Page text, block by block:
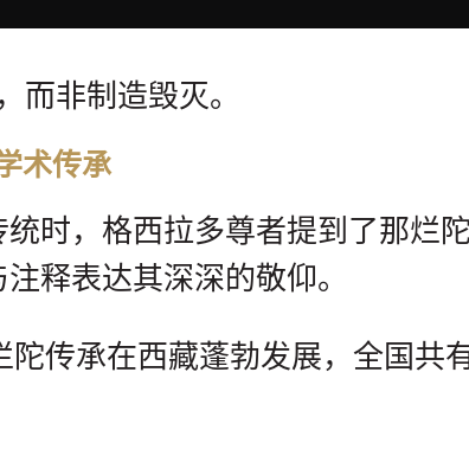
而非制造毁灭。
术传承
时，格西拉多尊者提到了那烂
释表达其深深的敬仰。
传承在西藏蓬勃发展，全国共